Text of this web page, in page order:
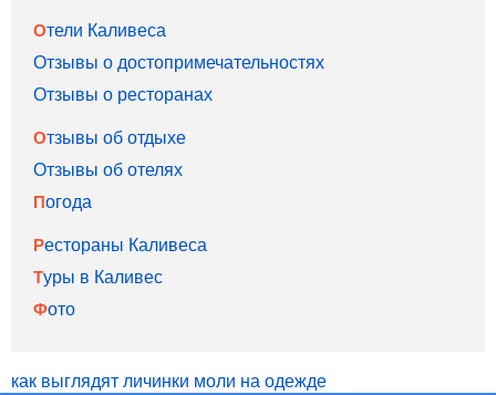
Отели Каливеса
Отзывы о достопримечательностях
Отзывы о ресторанах
Отзывы об отдыхе
Отзывы об отелях
Погода
Рестораны Каливеса
Туры в Каливес
Фото
как выглядят личинки моли на одежде